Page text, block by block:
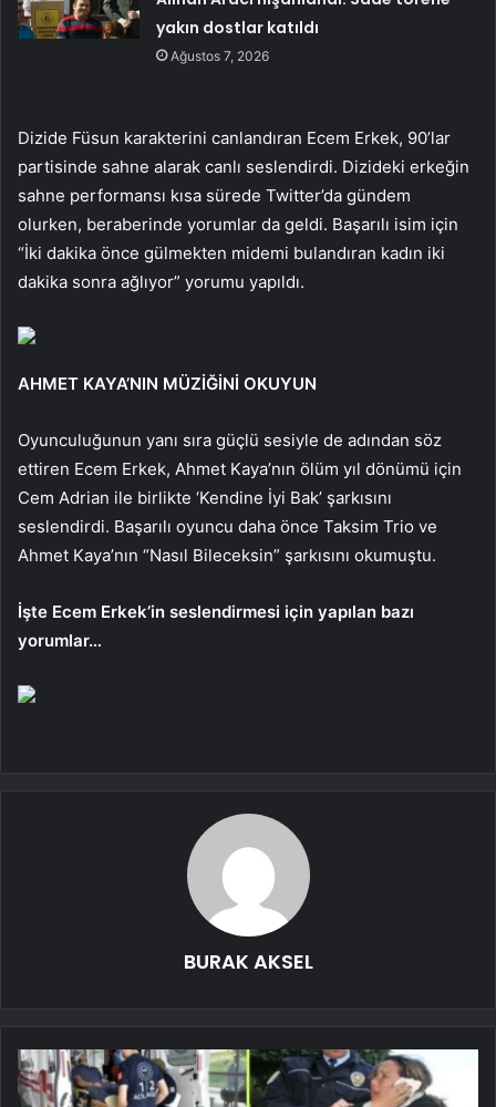
yakın dostlar katıldı
Ağustos 7, 2026
Dizide Füsun karakterini canlandıran Ecem Erkek, 90’lar
partisinde sahne alarak canlı seslendirdi. Dizideki erkeğin
sahne performansı kısa sürede Twitter’da gündem
olurken, beraberinde yorumlar da geldi. Başarılı isim için
“İki dakika önce gülmekten midemi bulandıran kadın iki
dakika sonra ağlıyor” yorumu yapıldı.
AHMET KAYA’NIN MÜZİĞİNİ OKUYUN
Oyunculuğunun yanı sıra güçlü sesiyle de adından söz
ettiren Ecem Erkek, Ahmet Kaya’nın ölüm yıl dönümü için
Cem Adrian ile birlikte ‘Kendine İyi Bak’ şarkısını
seslendirdi. Başarılı oyuncu daha önce Taksim Trio ve
Ahmet Kaya’nın “Nasıl Bileceksin” şarkısını okumuştu.
İşte Ecem Erkek’in seslendirmesi için yapılan bazı
yorumlar…
BURAK AKSEL